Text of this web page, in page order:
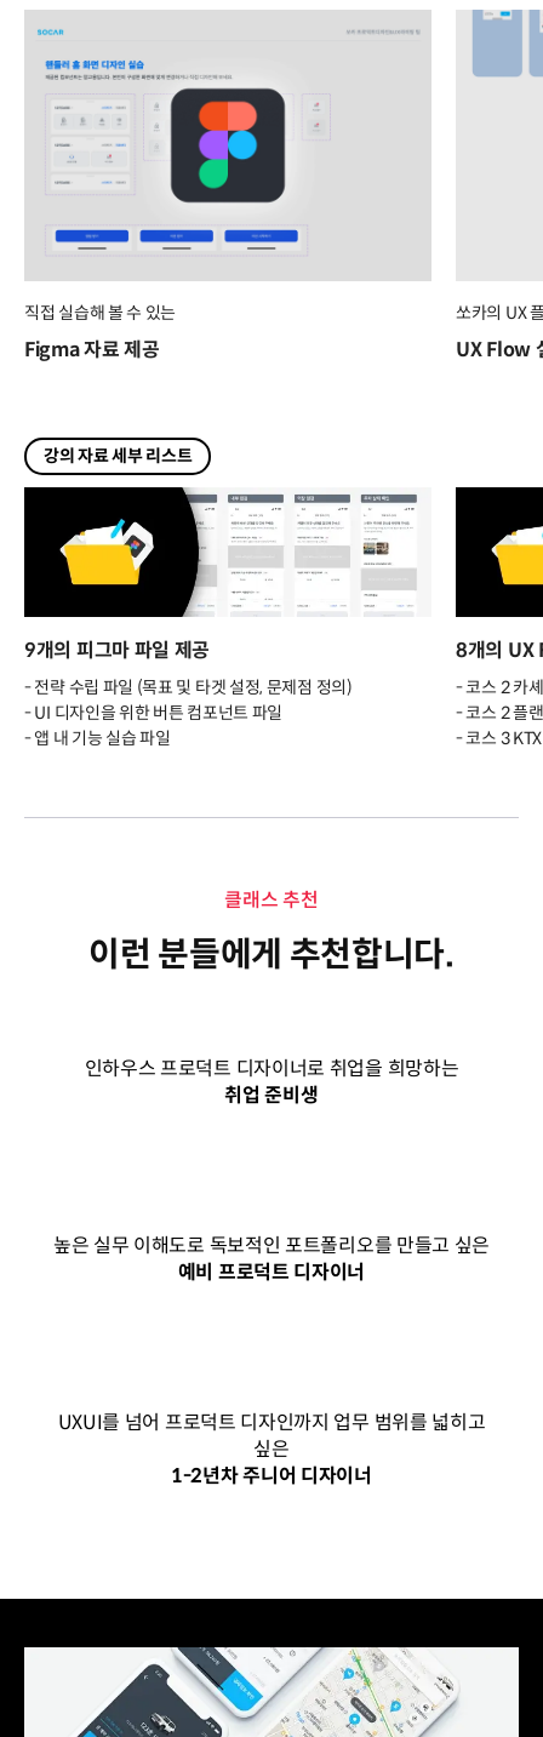
직접 실습해 볼 수 있는
Figma 자료 제공
쏘카의 UX
UX Flow
강의 자료 세부 리스트
9개의 피그마 파일 제공
- 전략 수립 파일 (목표 및 타겟 설정, 문제점 정의)
- UI 디자인을 위한 버튼 컴포넌트 파일
- 앱 내 기능 실습 파일
8개의 UX
- 코스 2 카
- 코스 2 플
- 코스 3
클래스 추천
이런 분들에게 추천합니다.
인하우스 프로덕트 디자이너로 취업을 희망하는
취업 준비생
높은 실무 이해도로 독보적인 포트폴리오를 만들고 싶은
예비 프로덕트 디자이너
UXUI를 넘어 프로덕트 디자인까지 업무 범위를 넓히고
싶은
1-2년차 주니어 디자이너